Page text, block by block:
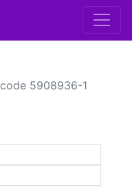
code 5908936-1